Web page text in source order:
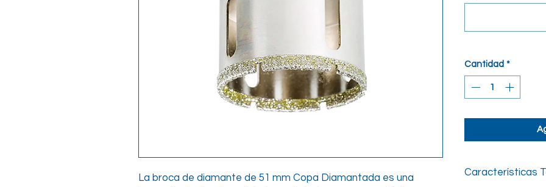
La broca de diamante de 51 mm Copa Diamantada es una
Cantidad *
Características